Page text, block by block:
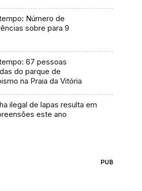
Número de
sobre para 9
67 pessoas
do parque de
na Praia da Vitória
ilegal de lapas resulta em
este ano
PUB